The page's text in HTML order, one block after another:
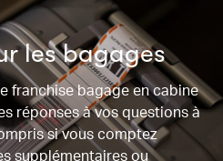
les bagages
franchise bagage en cabine
réponses à vos questions à
si vous comptez
supplémentaires ou